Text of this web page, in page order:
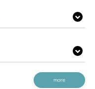
more